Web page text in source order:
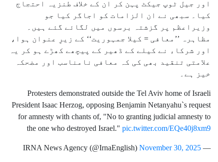
اور جیل ٹوپ جیکٹ پہن کر ان کے خلاف طنزیہ احتجاج
کیا۔ سبھی نے ان الزامات کو اجاگر کیا جو
وزیراعظم پر گزشتہ برسوں میں لگائے گئے ہیں۔
مظاہرہ ’’معافی = کیلا جمہوریت‘‘ کے زیرِ عنوان ہوا،
اور شرکاء نے کیلے کے ڈھیر کے پیچھے کھڑے ہو کر یہ
علامتی تنقید بھی کی کہ معافی نامناسب اور مضحکہ
خیز ہے۔
Protesters demonstrated outside the Tel Aviv home of Israeli
President Isaac Herzog, opposing Benjamin Netanyahu`s request
for amnesty with chants of, "No to granting judicial amnesty to
the one who destroyed Israel." pic.twitter.com/EQe40j8xm9
— IRNA News Agency (@IrnaEnglish)
November 30, 2025